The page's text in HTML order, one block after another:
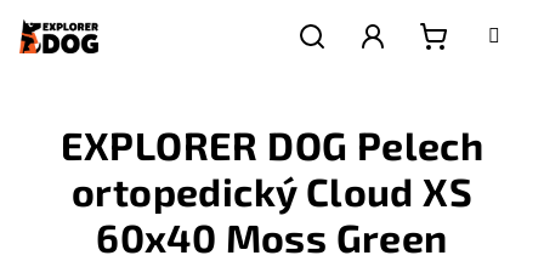
na
obsah
košík
EXPLORER DOG Pelech
ortopedický Cloud XS
60x40 Moss Green